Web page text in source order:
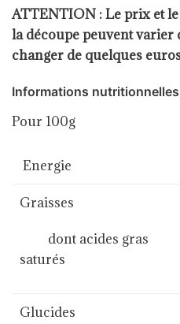
ATTENTION : Le prix et
la découpe peuvent varier
changer de quelques
Informations nutritionnelles
Pour 100g
Energie
Graisses
dont acides gras
saturés
Glucides